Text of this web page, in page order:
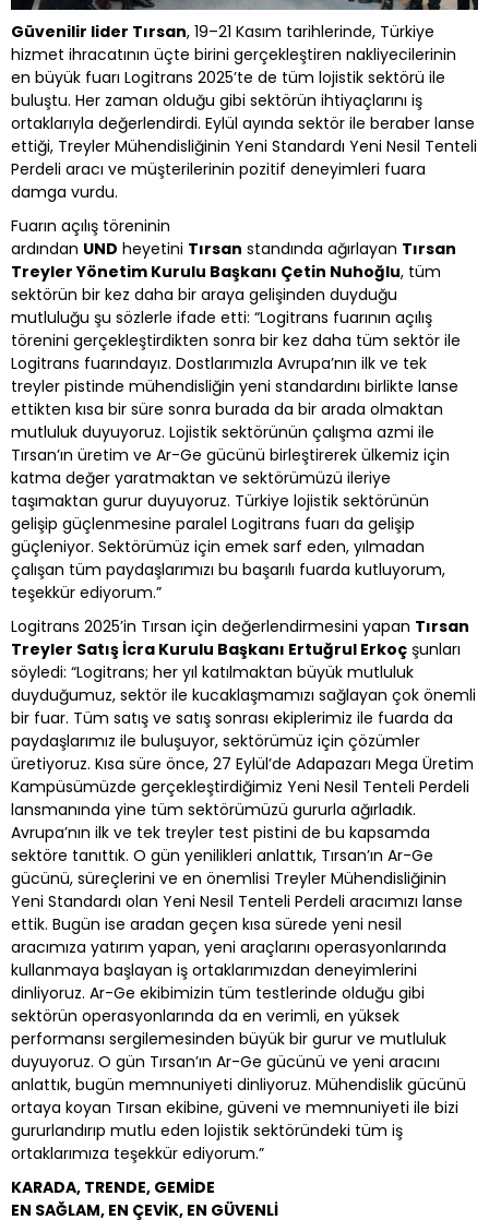
Güvenilir lider Tırsan, 19–21 Kasım tarihlerinde, Türkiye
hizmet ihracatının üçte birini gerçekleştiren nakliyecilerinin
en büyük fuarı Logitrans 2025’te de tüm lojistik sektörü ile
buluştu. Her zaman olduğu gibi sektörün ihtiyaçlarını iş
ortaklarıyla değerlendirdi. Eylül ayında sektör ile beraber lanse
ettiği, Treyler Mühendisliğinin Yeni Standardı Yeni Nesil Tenteli
Perdeli aracı ve müşterilerinin pozitif deneyimleri fuara
damga vurdu.
Fuarın açılış töreninin
ardından UND heyetini Tırsan standında ağırlayan Tırsan
Treyler Yönetim Kurulu Başkanı Çetin Nuhoğlu, tüm
sektörün bir kez daha bir araya gelişinden duyduğu
mutluluğu şu sözlerle ifade etti: “Logitrans fuarının açılış
törenini gerçekleştirdikten sonra bir kez daha tüm sektör ile
Logitrans fuarındayız. Dostlarımızla Avrupa’nın ilk ve tek
treyler pistinde mühendisliğin yeni standardını birlikte lanse
ettikten kısa bir süre sonra burada da bir arada olmaktan
mutluluk duyuyoruz. Lojistik sektörünün çalışma azmi ile
Tırsan’ın üretim ve Ar-Ge gücünü birleştirerek ülkemiz için
katma değer yaratmaktan ve sektörümüzü ileriye
taşımaktan gurur duyuyoruz. Türkiye lojistik sektörünün
gelişip güçlenmesine paralel Logitrans fuarı da gelişip
güçleniyor. Sektörümüz için emek sarf eden, yılmadan
çalışan tüm paydaşlarımızı bu başarılı fuarda kutluyorum,
teşekkür ediyorum.”
Logitrans 2025’in Tırsan için değerlendirmesini yapan Tırsan
Treyler Satış İcra Kurulu Başkanı Ertuğrul Erkoç şunları
söyledi: “Logitrans; her yıl katılmaktan büyük mutluluk
duyduğumuz, sektör ile kucaklaşmamızı sağlayan çok önemli
bir fuar. Tüm satış ve satış sonrası ekiplerimiz ile fuarda da
paydaşlarımız ile buluşuyor, sektörümüz için çözümler
üretiyoruz. Kısa süre önce, 27 Eylül’de Adapazarı Mega Üretim
Kampüsümüzde gerçekleştirdiğimiz Yeni Nesil Tenteli Perdeli
lansmanında yine tüm sektörümüzü gururla ağırladık.
Avrupa’nın ilk ve tek treyler test pistini de bu kapsamda
sektöre tanıttık. O gün yenilikleri anlattık, Tırsan’ın Ar-Ge
gücünü, süreçlerini ve en önemlisi Treyler Mühendisliğinin
Yeni Standardı olan Yeni Nesil Tenteli Perdeli aracımızı lanse
ettik. Bugün ise aradan geçen kısa sürede yeni nesil
aracımıza yatırım yapan, yeni araçlarını operasyonlarında
kullanmaya başlayan iş ortaklarımızdan deneyimlerini
dinliyoruz. Ar-Ge ekibimizin tüm testlerinde olduğu gibi
sektörün operasyonlarında da en verimli, en yüksek
performansı sergilemesinden büyük bir gurur ve mutluluk
duyuyoruz. O gün Tırsan’ın Ar-Ge gücünü ve yeni aracını
anlattık, bugün memnuniyeti dinliyoruz. Mühendislik gücünü
ortaya koyan Tırsan ekibine, güveni ve memnuniyeti ile bizi
gururlandırıp mutlu eden lojistik sektöründeki tüm iş
ortaklarımıza teşekkür ediyorum.”
KARADA, TRENDE, GEMİDE
EN SAĞLAM, EN ÇEVİK, EN GÜVENLİ